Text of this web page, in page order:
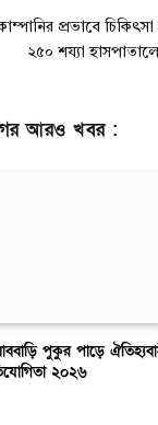
প্রভাবে চিকিৎসা
২৫০ শয্যা
আরও খবর :
পুকুর পাড়ে
২০২৬